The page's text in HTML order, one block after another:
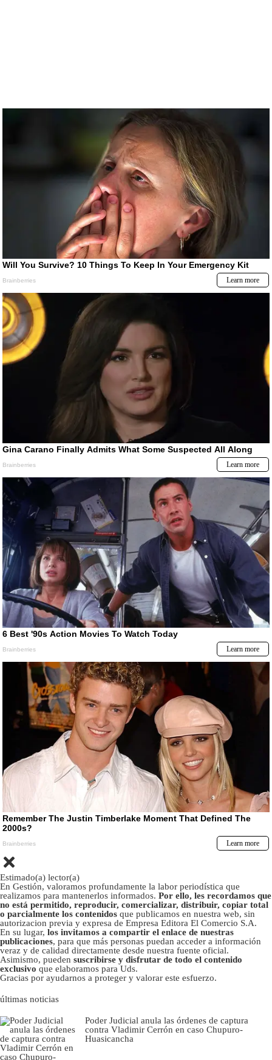
Estimado(a) lector(a)
En Gestión, valoramos profundamente la labor periodística que
realizamos para mantenerlos informados. Por ello, les recordamos que
no está permitido, reproducir, comercializar, distribuir, copiar total
o parcialmente los contenidos que publicamos en nuestra web, sin
autorizacion previa y expresa de Empresa Editora El Comercio S.A.
En su lugar, los invitamos a compartir el enlace de nuestras
publicaciones, para que más personas puedan acceder a información
veraz y de calidad directamente desde nuestra fuente oficial.
Asimismo, pueden suscribirse y disfrutar de todo el contenido
exclusivo que elaboramos para Uds.
Gracias por ayudarnos a proteger y valorar este esfuerzo.
últimas noticias
Poder Judicial anula las órdenes de captura
contra Vladimir Cerrón en caso Chupuro-
Huasicancha